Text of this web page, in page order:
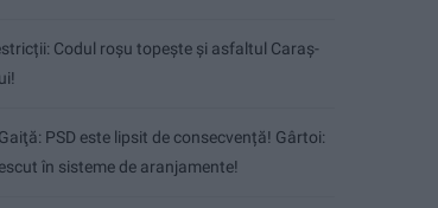
Codul roșu topește și asfaltul Caraș-
Gaiţă: PSD este lipsit de consecvență! Gârtoi:
în sisteme de aranjamente!